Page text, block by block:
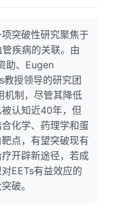
突破性研究聚焦于
疾病的关联。由
助、Eugen
授领导的研究团
机制，尽管其降低
认知近40年，但
化学、药理学和蛋
点，有望突破现有
开辟新途径，若成
EETs有益效应的
破。